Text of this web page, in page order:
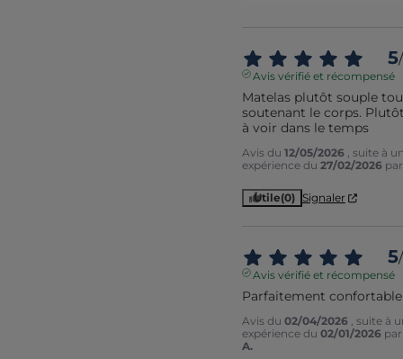
5/
Avis vérifié et récompensé
Matelas plutôt souple
soutenant le corps.
à voir dans le temps
Avis du 12/05/2026 , suite à
expérience du 27/02/2026
Utile(0) Signaler
5/
Avis vérifié et récompensé
Parfaitement confortable
Avis du 02/04/2026 , suite à
expérience du 02/01/2026
A.